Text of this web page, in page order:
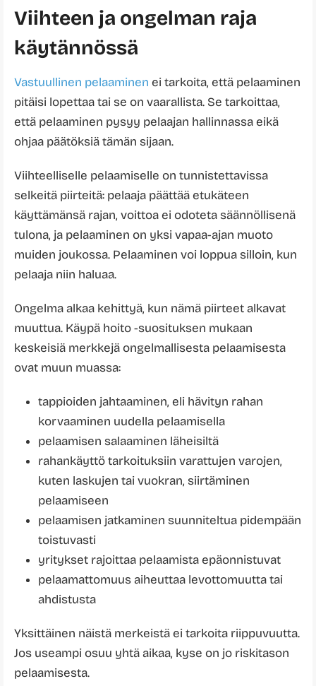
Viihteen ja ongelman raja
käytännössä
Vastuullinen pelaaminen ei tarkoita, että pelaaminen
pitäisi lopettaa tai se on vaarallista. Se tarkoittaa,
että pelaaminen pysyy pelaajan hallinnassa eikä
ohjaa päätöksiä tämän sijaan.
Viihteelliselle pelaamiselle on tunnistettavissa
selkeitä piirteitä: pelaaja päättää etukäteen
käyttämänsä rajan, voittoa ei odoteta säännöllisenä
tulona, ja pelaaminen on yksi vapaa-ajan muoto
muiden joukossa. Pelaaminen voi loppua silloin, kun
pelaaja niin haluaa.
Ongelma alkaa kehittyä, kun nämä piirteet alkavat
muuttua. Käypä hoito -suosituksen mukaan
keskeisiä merkkejä ongelmallisesta pelaamisesta
ovat muun muassa:
tappioiden jahtaaminen, eli hävityn rahan
korvaaminen uudella pelaamisella
pelaamisen salaaminen läheisiltä
rahankäyttö tarkoituksiin varattujen varojen,
kuten laskujen tai vuokran, siirtäminen
pelaamiseen
pelaamisen jatkaminen suunniteltua pidempään
toistuvasti
yritykset rajoittaa pelaamista epäonnistuvat
pelaamattomuus aiheuttaa levottomuutta tai
ahdistusta
Yksittäinen näistä merkeistä ei tarkoita riippuvuutta.
Jos useampi osuu yhtä aikaa, kyse on jo riskitason
pelaamisesta.